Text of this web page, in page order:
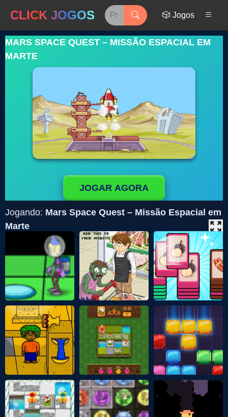
CLICK JOGOS 🎲 Jogos
MARS SPACE QUEST – MISSÃO ESPACIAL EM
MARTE
JOGAR AGORA
Jogando: Mars Space Quest – Missão Espacial em
Marte